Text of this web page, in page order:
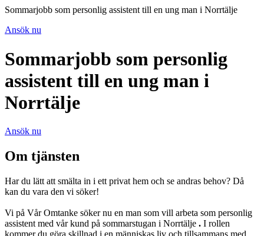
Sommarjobb som personlig assistent till en ung man i Norrtälje
Ansök nu
Sommarjobb som personlig
assistent till en ung man i
Norrtälje
Ansök nu
Om tjänsten
Har du lätt att smälta in i ett privat hem och se andras behov? Då
kan du vara den vi söker!
Vi på Vår Omtanke söker nu en man som vill arbeta som personlig
assistent med vår kund på sommarstugan i Norrtälje . I rollen
kommer du göra skillnad i en människas liv och tillsammans med